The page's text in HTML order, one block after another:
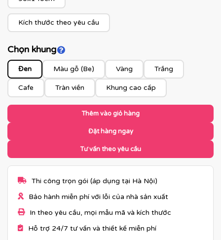
Kích thước theo yêu cầu
Chọn khungClick để xem màu khung
Đen Màu gỗ (Be) Vàng Trắng
Cafe Tràn viền Khung cao cấp
Thêm vào giỏ hàng
Đặt hàng ngay
Tư vấn theo yêu cầu
Thi công trọn gói (áp dụng tại Hà Nội)
Bảo hành miễn phí với lỗi của nhà sản xuất
In theo yêu cầu, mọi mẫu mã và kích thước
Hỗ trợ 24/7 tư vấn và thiết kế miễn phí